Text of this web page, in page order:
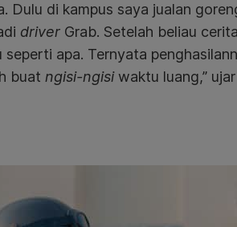
Dulu di kampus saya jualan
driver Grab. Setelah beliau
seperti apa. Ternyata
buat ngisi-ngisiwaktu luang,”